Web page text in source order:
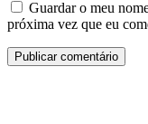
Guardar o meu
próxima vez que eu
Publicar comentário